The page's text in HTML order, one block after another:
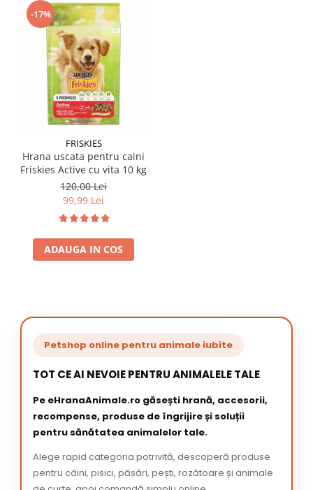
-17%
FRISKIES
Hrana uscata pentru caini
Friskies Active cu vita 10 kg
120,00 Lei
99,99 Lei
ADAUGA IN COS
Petshop online pentru animale iubite
TOT CE AI NEVOIE PENTRU ANIMALELE TALE
Pe eHranaAnimale.ro găsești hrană, accesorii,
recompense, produse de îngrijire și soluții
pentru sănătatea animalelor tale.
Alege rapid categoria potrivită, descoperă produse
pentru câini, pisici, păsări, pești, rozătoare și animale